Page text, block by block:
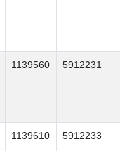
1139560 5912231
1139610 5912233